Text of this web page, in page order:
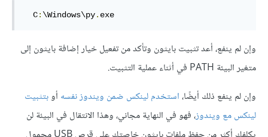
  C
: \Windows\py. exe
وإن لم ينفع، أعد تثبيت بايثون وتأكد من تفعيل خيار إضافة بايثون إلى
متغير البيئة PATH في أثناء عملية التثبيت.
وإن لم ينفع ذلك أيضًا،استخدم لينكس ضمن ويندوز نفسه أوبتثبيت
لينكس مع ويندوز، فهو في النهاية مجاني، وهذا الانتقال في البيئة لن